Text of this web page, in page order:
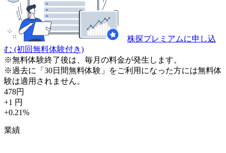
株探プレミアムに申し込
む (初回無料体験付き)
※無料体験終了後は、毎月の料金が発生します。
※過去に「30日間無料体験」をご利用になった方には無料体
験は適用されません。
478円
+1 円
+0.21%
業績